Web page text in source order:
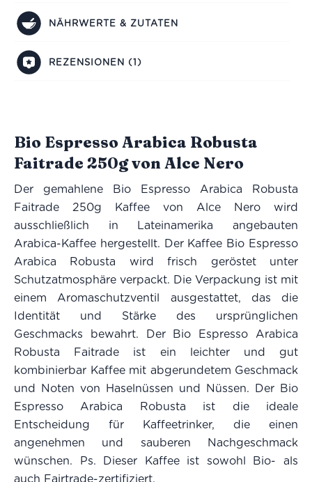
NÄHRWERTE & ZUTATEN
REZENSIONEN (1)
Bio Espresso Arabica Robusta
Faitrade 250g von Alce Nero
Der gemahlene Bio Espresso Arabica Robusta
Faitrade 250g Kaffee von Alce Nero wird
ausschließlich in Lateinamerika angebauten
Arabica-Kaffee hergestellt. Der Kaffee Bio Espresso
Arabica Robusta wird frisch geröstet unter
Schutzatmosphäre verpackt. Die Verpackung ist mit
einem Aromaschutzventil ausgestattet, das die
Identität und Stärke des ursprünglichen
Geschmacks bewahrt. Der Bio Espresso Arabica
Robusta Faitrade ist ein leichter und gut
kombinierbar Kaffee mit abgerundetem Geschmack
und Noten von Haselnüssen und Nüssen. Der Bio
Espresso Arabica Robusta ist die ideale
Entscheidung für Kaffeetrinker, die einen
angenehmen und sauberen Nachgeschmack
wünschen. Ps. Dieser Kaffee ist sowohl Bio- als
auch Fairtrade-zertifiziert.